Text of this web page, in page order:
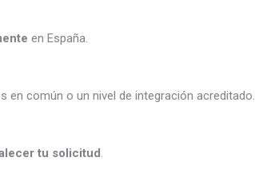
en España.
en común o un nivel de integración acreditado.
tu solicitud.